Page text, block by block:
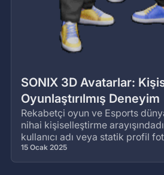
SONIX 3D Avatarlar:
Oyunlaştırılmış Deneyim
Rekabetçi oyun ve Esports
nihai kişiselleştirme
kullanıcı adı veya statik profil
fazlasını ifade etme yolu.
15 Ocak 2025